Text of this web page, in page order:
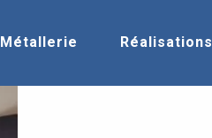
Métallerie Réalisations